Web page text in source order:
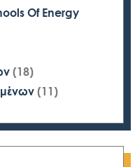
Of Energy
(18)
(11)